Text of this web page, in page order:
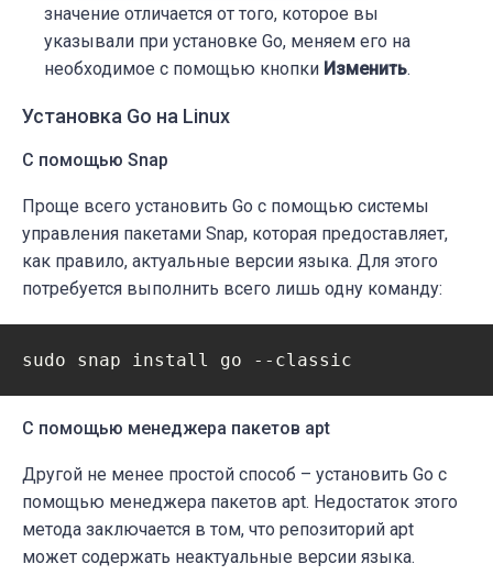
значение отличается от того, которое вы
указывали при установке Go, меняем его на
необходимое с помощью кнопки Изменить.
Установка Go на Linux
С помощью Snap
Проще всего установить Go с помощью системы
управления пакетами Snap, которая предоставляет,
как правило, актуальные версии языка. Для этого
потребуется выполнить всего лишь одну команду:
С помощью менеджера пакетов apt
Другой не менее простой способ – установить Go с
помощью менеджера пакетов apt. Недостаток этого
метода заключается в том, что репозиторий apt
может содержать неактуальные версии языка.